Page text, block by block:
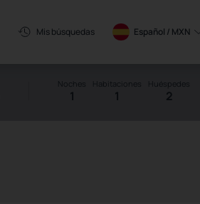
Mis búsquedas Español / MXN
Noches
1
Habitaciones
1
Huéspedes
2